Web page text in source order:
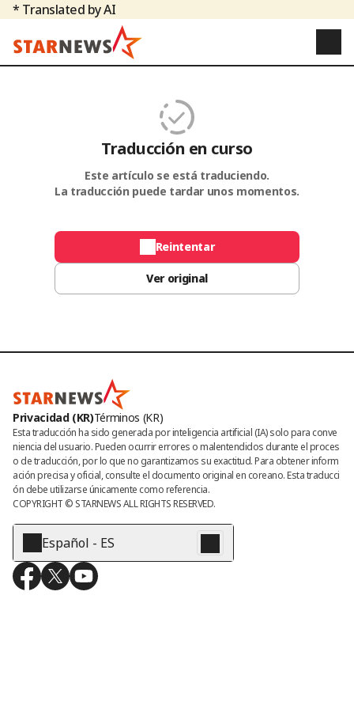
* Translated by AI
Traducción en curso
Este artículo se está traduciendo.
La traducción puede tardar unos momentos.
Reintentar
Ver original
Privacidad (KR)Términos (KR)
Esta traducción ha sido generada por inteligencia artificial (IA) solo para conve
niencia del usuario. Pueden ocurrir errores o malentendidos durante el proces
o de traducción, por lo que no garantizamos su exactitud. Para obtener inform
ación precisa y oficial, consulte el documento original en coreano. Esta traducci
ón debe utilizarse únicamente como referencia.
COPYRIGHT © STARNEWS ALL RIGHTS RESERVED.
Español - ES